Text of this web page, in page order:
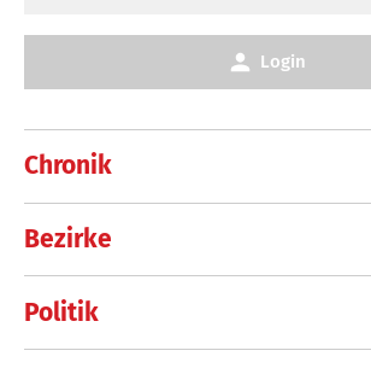
Chronik
Bezirke
Politik
Login